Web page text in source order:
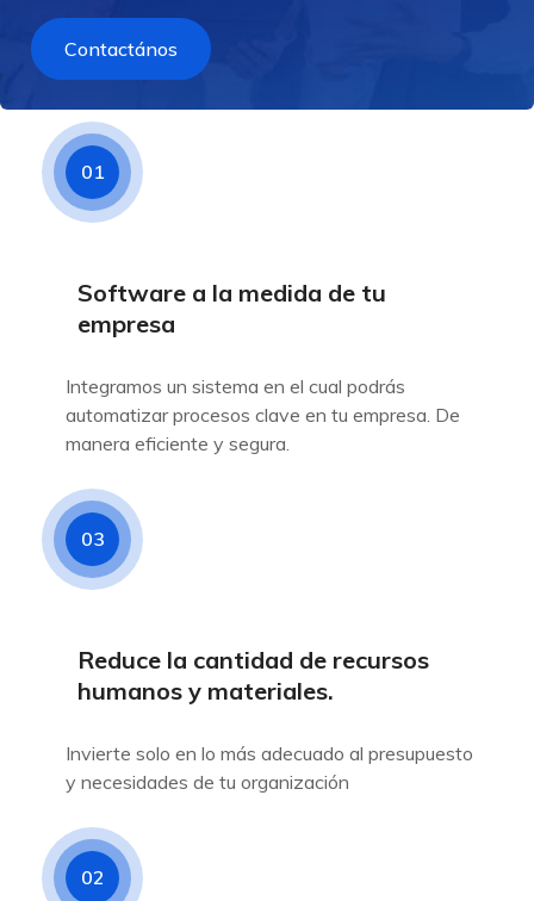
Contactános
01
Software a la medida de tu
empresa
Integramos un sistema en el cual podrás
automatizar procesos clave en tu empresa. De
manera eficiente y segura.
03
Reduce la cantidad de recursos
humanos y materiales.
Invierte solo en lo más adecuado al presupuesto
y necesidades de tu organización
02